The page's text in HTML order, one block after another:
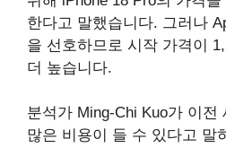
한다고 말했습니다. 그러나
을 선호하므로 시작 가격이
더 높습니다.
분석가 Ming-Chi Kuo가 이전
많은 비용이 들 수 있다고 말